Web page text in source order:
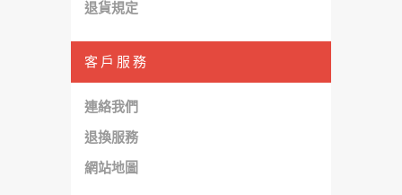
退貨規定
客戶服務
連絡我們
退換服務
網站地圖